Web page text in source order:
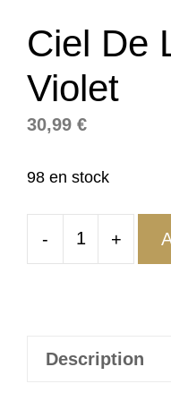
Ciel De
Violet
30,99 €
98 en stock
-
Lit
+
Description